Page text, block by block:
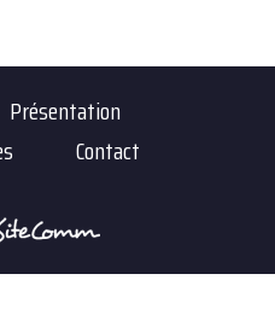
Présentation
Contact